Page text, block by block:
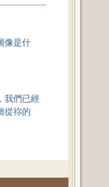
像是什
我們已經
從祢的